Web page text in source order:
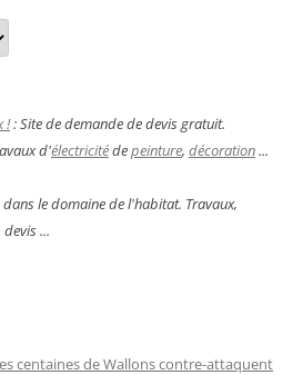
!: Site de demande de devis gratuit.
d'électricitédepeinture, décoration...
le domaine de l'habitat. Travaux,
...
centaines de Wallons contre-attaquent